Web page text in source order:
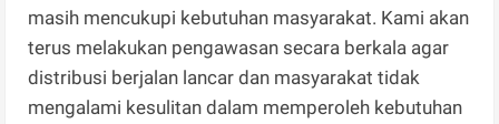
masih mencukupi kebutuhan masyarakat. Kami akan
terus melakukan pengawasan secara berkala agar
distribusi berjalan lancar dan masyarakat tidak
mengalami kesulitan dalam memperoleh kebutuhan